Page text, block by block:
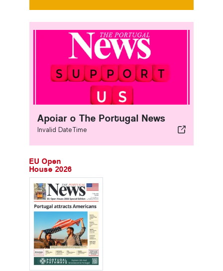
Apoiar o The Portugal News
Invalid DateTime
EU Open
House 2026